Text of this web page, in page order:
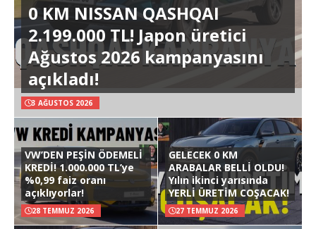
0 KM NISSAN QASHQAI
2.199.000 TL! Japon üretici
Ağustos 2026 kampanyasını
açıkladı!
3 AĞUSTOS 2026
VW’DEN PEŞİN ÖDEMELİ
KREDİ! 1.000.000 TL’ye
%0,99 faiz oranı
açıklıyorlar!
28 TEMMUZ 2026
GELECEK 0 KM
ARABALAR BELLİ OLDU!
Yılın ikinci yarısında
YERLİ ÜRETİM COŞACAK!
27 TEMMUZ 2026